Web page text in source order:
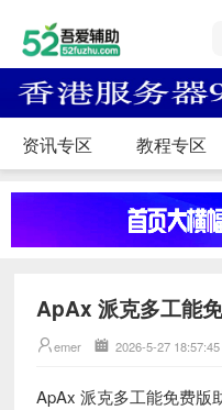
资讯专区 教程专区
ApAx 派克多工能
emer 2026-5-27 18:57:45
ApAx 派克多工能免费版